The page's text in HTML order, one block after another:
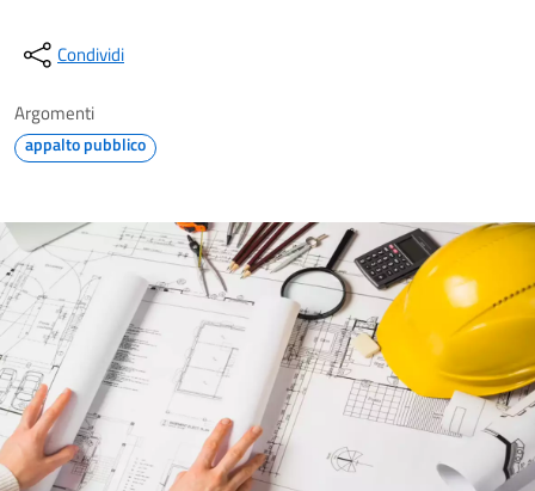
Condividi
Argomenti
appalto pubblico